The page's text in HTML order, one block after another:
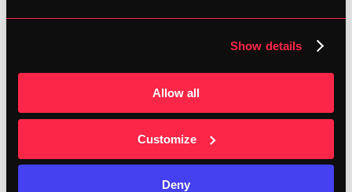
Show details
Allow all
Customize
Deny
coach Christophe toch een oogje in het zeil houdt - the
bigger plan.
Of je nu lopen combineert met een andere sport, een